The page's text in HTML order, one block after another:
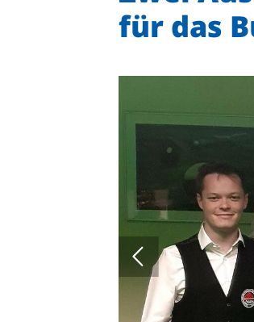
für das
Sportangebote
Unser